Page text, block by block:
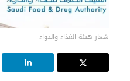
شعار هيئة الغذاء والدواء